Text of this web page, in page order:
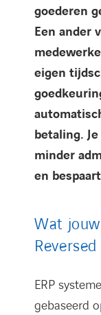
goederen
Een ander
eigen
betaling.
minder
en
Wat
ERP
gebaseerd